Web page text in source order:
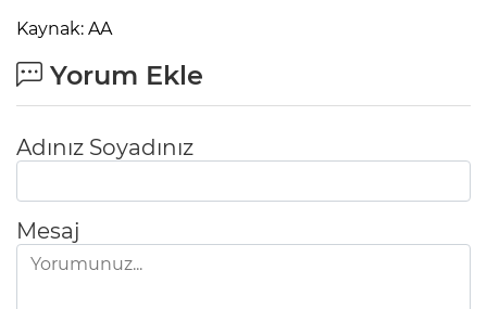
Kaynak: AA
Yorum Ekle
Adınız Soyadınız
Mesaj